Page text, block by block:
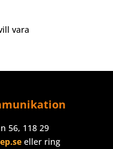
vara
56, 118 29
eller ring